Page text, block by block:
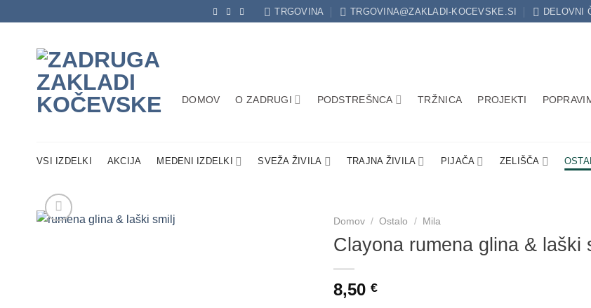
to
TRGOVINA TRGOVINA@ZAKLADI-KOCEVSKE.SI DELOVNI
DOMOV O ZADRUGI PODSTREŠNCA TRŽNICA PROJEKTI
VSI IZDELKI AKCIJA MEDENI IZDELKI SVEŽA ŽIVILA TRAJNA ŽIVILA PIJAČA ZELIŠČA
Domov / Ostalo / Mila
Clayona rumena glina & laški
8,50€